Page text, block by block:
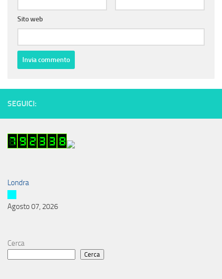
Sito web
SEGUICI:
Londra
Agosto 07, 2026
Cerca
Cerca